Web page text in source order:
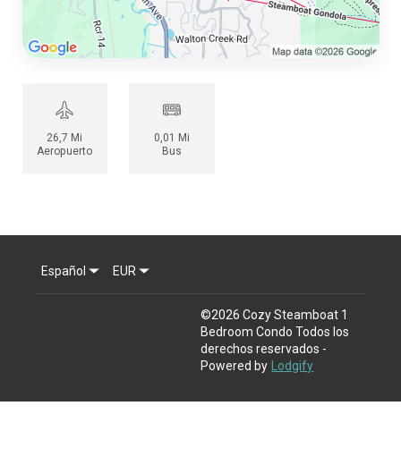
26,7 Mi
Aeropuerto
0,01 Mi
Bus
Español EUR
©2026 Cozy Steamboat 1
Bedroom Condo Todos los
derechos reservados -
Powered by Lodgify